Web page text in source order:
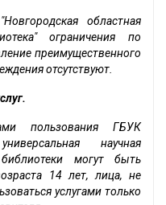
областная
ограничения по
преимущественного
отсутствуют.
пользования ГБУК
научная
могут быть
14 лет, лица, не
услугами только